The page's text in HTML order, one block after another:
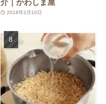
介｜かわしま屋
2018年2月10日